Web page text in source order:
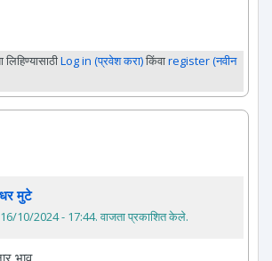
Log in (प्रवेश करा)किंवाregister (नवीन
मुटे
10/2024 - 17:44. वाजता प्रकाशित केले.
भाव